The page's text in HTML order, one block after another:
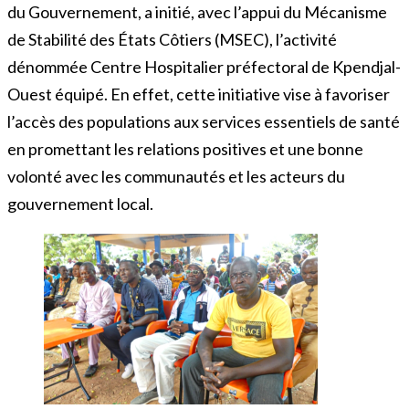
du Gouvernement, a initié, avec l’appui du Mécanisme
de Stabilité des États Côtiers (MSEC), l’activité
dénommée Centre Hospitalier préfectoral de Kpendjal-
Ouest équipé. En effet, cette initiative vise à favoriser
l’accès des populations aux services essentiels de santé
en promettant les relations positives et une bonne
volonté avec les communautés et les acteurs du
gouvernement local.